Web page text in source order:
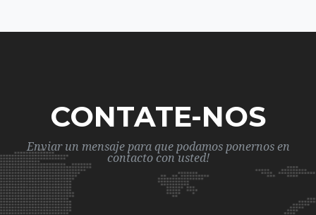
CONTATE-NOS
Enviar un mensaje para que podamos ponernos en
contacto con usted!